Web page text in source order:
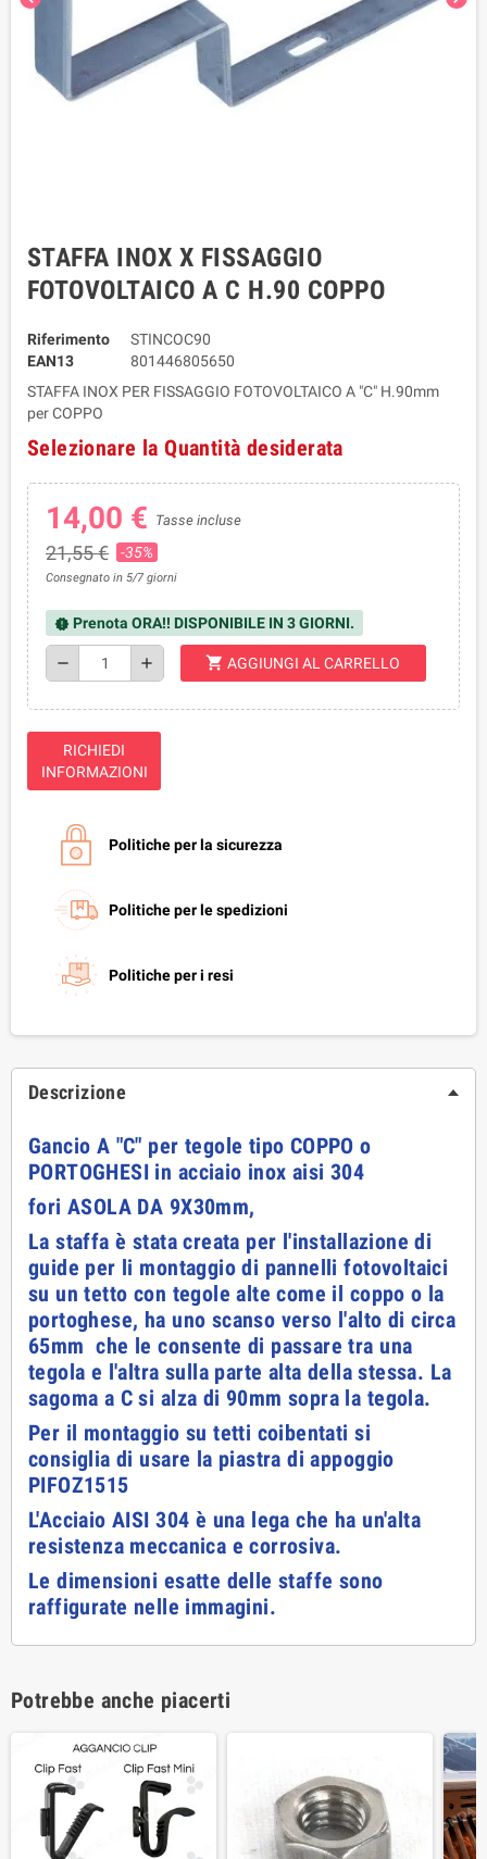
STAFFA INOX X FISSAGGIO
FOTOVOLTAICO A C H.90 COPPO
Riferimento
STINCOC90
EAN13
801446805650
STAFFA INOX PER FISSAGGIO FOTOVOLTAICO A "C" H.90mm
per COPPO
Selezionare la Quantità desiderata
14,00 € Tasse incluse
21,55 € -35%
Consegnato in 5/7 giorni
new_releases Prenota ORA!! DISPONIBILE IN 3 GIORNI.
remove add shopping_cart AGGIUNGI AL CARRELLO
RICHIEDI
INFORMAZIONI
Politiche per la sicurezza
Politiche per le spedizioni
Politiche per i resi
Descrizione
Gancio A "C" per tegole tipo COPPO o
PORTOGHESI in acciaio inox aisi 304
fori ASOLA DA 9X30mm,
La staffa è stata creata per l'installazione di
guide per li montaggio di pannelli fotovoltaici
su un tetto con tegole alte come il coppo o la
portoghese, ha uno scanso verso l'alto di circa
65mm che le consente di passare tra una
tegola e l'altra sulla parte alta della stessa. La
sagoma a C si alza di 90mm sopra la tegola.
Per il montaggio su tetti coibentati si
consiglia di usare la piastra di appoggio
PIFOZ1515
L'Acciaio AISI 304 è una lega che ha un'alta
resistenza meccanica e corrosiva.
Le dimensioni esatte delle staffe sono
raffigurate nelle immagini.
Potrebbe anche piacerti